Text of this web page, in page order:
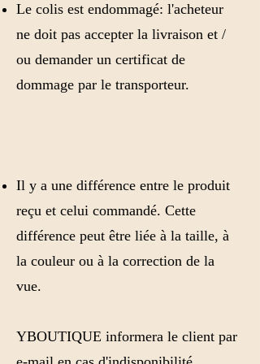
Le colis est endommagé: l'acheteur
ne doit pas accepter la livraison et /
ou demander un certificat de
dommage par le transporteur.
Il y a une différence entre le produit
reçu et celui commandé. Cette
différence peut être liée à la taille, à
la couleur ou à la correction de la
vue.
YBOUTIQUE informera le client par